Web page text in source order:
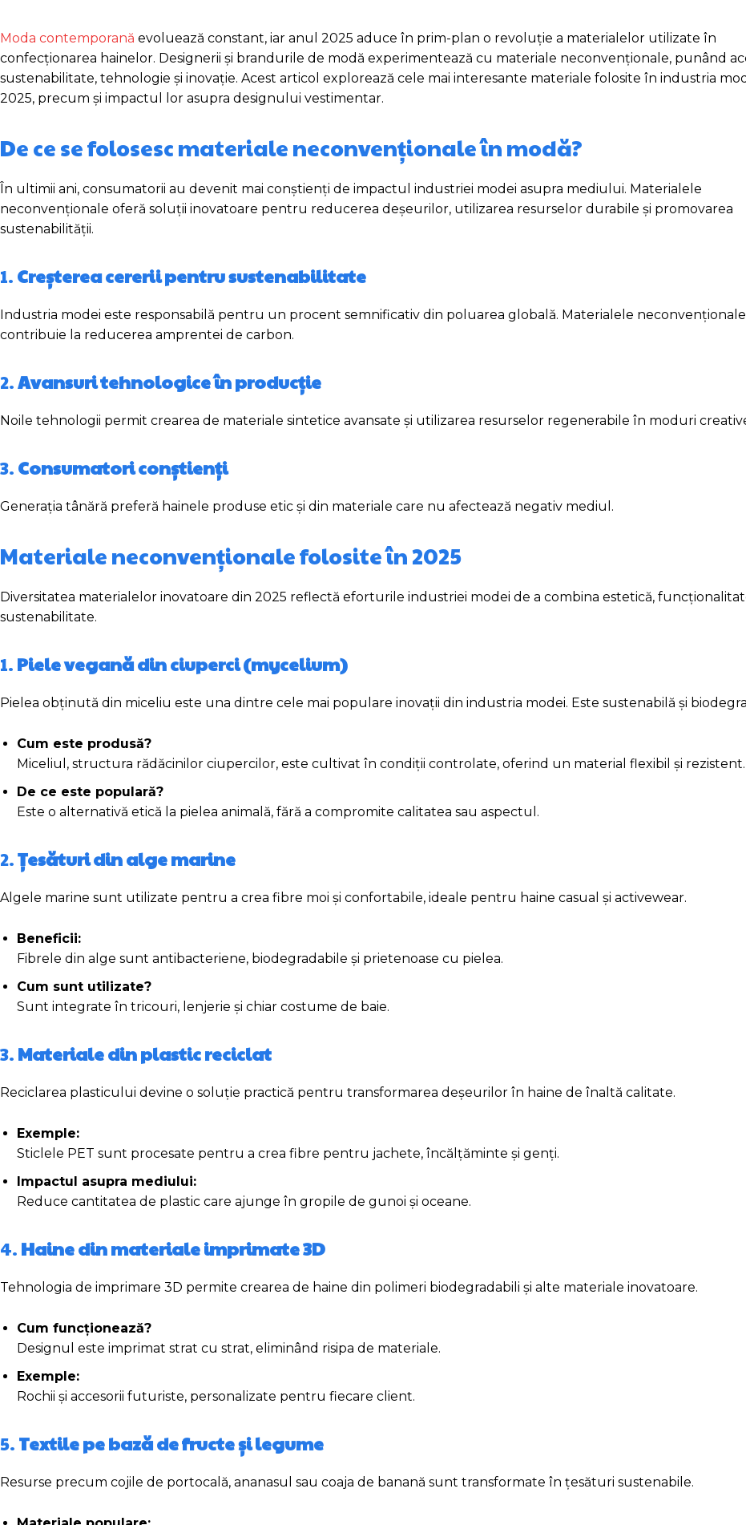
Moda contemporană evoluează constant, iar anul 2025 aduce în prim-plan o revoluție a materialelor utilizate în
confecționarea hainelor. Designerii și brandurile de modă experimentează cu materiale neconvenționale, punând
sustenabilitate, tehnologie și inovație. Acest articol explorează cele mai interesante materiale folosite în industria
2025, precum și impactul lor asupra designului vestimentar.
De ce se folosesc materiale neconvenționale în modă?
În ultimii ani, consumatorii au devenit mai conștienți de impactul industriei modei asupra mediului. Materialele
neconvenționale oferă soluții inovatoare pentru reducerea deșeurilor, utilizarea resurselor durabile și promovarea
sustenabilității.
1. Creșterea cererii pentru sustenabilitate
Industria modei este responsabilă pentru un procent semnificativ din poluarea globală. Materialele neconvenționale
contribuie la reducerea amprentei de carbon.
2.Avansuri tehnologice în producție
Noile tehnologii permit crearea de materiale sintetice avansate și utilizarea resurselor regenerabile în moduri
3. Consumatori conștienți
Generația tânără preferă hainele produse etic și din materiale care nu afectează negativ mediul.
Materiale neconvenționale folosite în 2025
Diversitatea materialelor inovatoare din 2025 reflectă eforturile industriei modei de a combina estetică,
sustenabilitate.
1. Piele vegană din ciuperci (mycelium)
Pielea obținută din miceliu este una dintre cele mai populare inovații din industria modei. Este sustenabilă și
Cum este produsă?
Miceliul, structura rădăcinilor ciupercilor, este cultivat în condiții controlate, oferind un material flexibil și rezistent.
De ce este populară?
Este o alternativă etică la pielea animală, fără a compromite calitatea sau aspectul.
2.Țesături din alge marine
Algele marine sunt utilizate pentru a crea fibre moi și confortabile, ideale pentru haine casual și activewear.
Beneficii:
Fibrele din alge sunt antibacteriene, biodegradabile și prietenoase cu pielea.
Cum sunt utilizate?
Sunt integrate în tricouri, lenjerie și chiar costume de baie.
3. Materiale din plastic reciclat
Reciclarea plasticului devine o soluție practică pentru transformarea deșeurilor în haine de înaltă calitate.
Exemple:
Sticlele PET sunt procesate pentru a crea fibre pentru jachete, încălțăminte și genți.
Impactul asupra mediului:
Reduce cantitatea de plastic care ajunge în gropile de gunoi și oceane.
4. Haine din materiale imprimate 3D
Tehnologia de imprimare 3D permite crearea de haine din polimeri biodegradabili și alte materiale inovatoare.
Cum funcționează?
Designul este imprimat strat cu strat, eliminând risipa de materiale.
Exemple:
Rochii și accesorii futuriste, personalizate pentru fiecare client.
5. Textile pe bază de fructe și legume
Resurse precum cojile de portocală, ananasul sau coaja de banană sunt transformate în țesături sustenabile.